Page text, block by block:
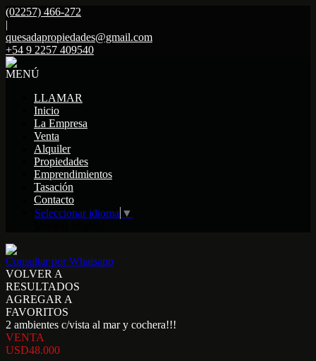
(02257) 466-272
|
quesadapropiedades@gmail.com
+54 9 2257 409540
MENÚ
LLAMAR
Inicio
La Empresa
Venta
Alquiler
Propiedades
Emprendimientos
Tasación
Contacto
Seleccionar idioma ▼
Consultar por Whatsapp
VOLVER A
RESULTADOS
AGREGAR A
FAVORITOS
2 ambientes c/vista al mar y cochera!!!
VENTA
USD48.000